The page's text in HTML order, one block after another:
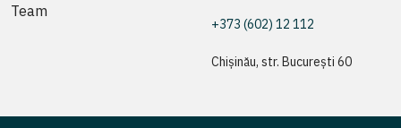
Team
+373 (602) 12 112
Chișinău, str. București 60